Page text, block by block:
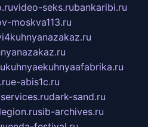
video-seks.rubankaribi.ru
moskva113.ru
kuhnyaekuhnyaafabrika.ru
e-abis1c.ru
dark-sand.ru
sib-archives.ru